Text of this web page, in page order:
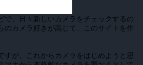
で、日々新しいカメラをチェックするの
のカメラ好きが高じて、このサイトを作
すが、これからカメラをはじめようと思